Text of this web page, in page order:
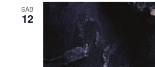
SÁB
12